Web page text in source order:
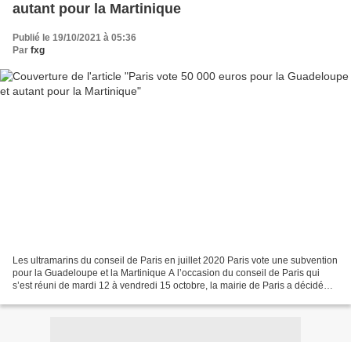
autant pour la Martinique
Publié le 19/10/2021 à 05:36
Par fxg
Les ultramarins du conseil de Paris en juillet 2020 Paris vote une subvention
pour la Guadeloupe et la Martinique A l’occasion du conseil de Paris qui
s’est réuni de mardi 12 à vendredi 15 octobre, la mairie de Paris a décidé